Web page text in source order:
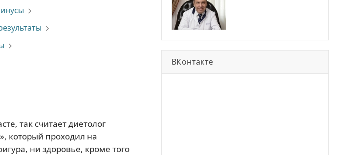
так считает диетолог
который проходил на
ни здоровье, кроме того
ВКонтакте